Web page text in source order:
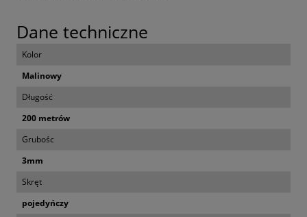
Dane techniczne
Kolor
Malinowy
Długość
200 metrów
Grubośc
3mm
Skręt
pojedyńczy